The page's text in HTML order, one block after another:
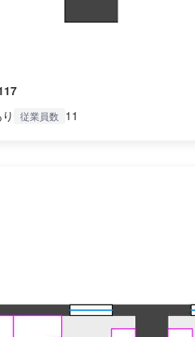
従業員数 11